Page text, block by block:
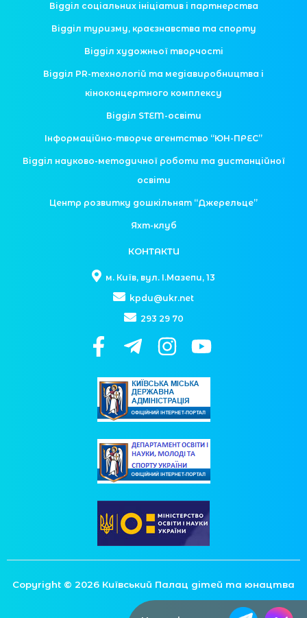
Відділ соціальних ініціатив і партнерства
Відділ туризму, краєзнавства та спорту
Відділ художньої творчості
Відділ PR-технологій та медіавиробництва і
кіноконцертного комплексу
Відділ STEM-освіти
Інформаційно-творче агентство “ЮН-ПРЕС”
Відділ науково-методичної роботи та дистанційної
освіти
Центр розвитку дошкільнят “Джерельце”
Яхт-клуб
КОНТАКТИ
м. Київ, вул. І.Мазепи, 13
kpdu@ukr.net
293 29 70
Copyright © 2026 Київський Палац дітей та юнацтва